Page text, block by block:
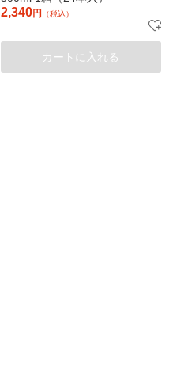
2,340円 （税込）
カートに入れる